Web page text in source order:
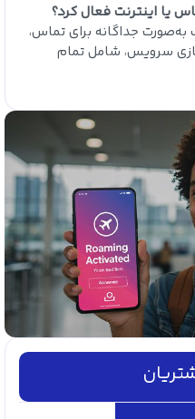
یا اینترنت فعال کرد؟
جداگانه برای تماس،
سرویس، شامل تمام